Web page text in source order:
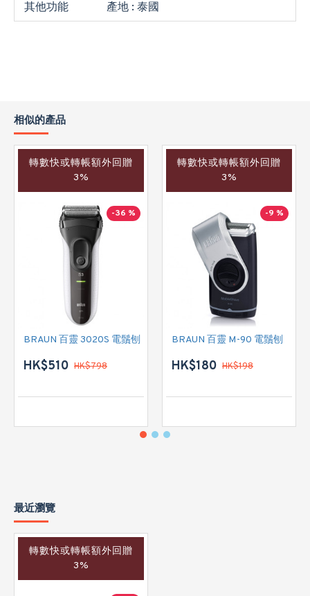
其他功能
產地 : 泰國
相似的產品
轉數快或轉帳額外回贈
3%
-36 %
BRAUN 百靈 3020S 電鬚刨
HK$510 HK$798
轉數快或轉帳額外回贈
3%
-9 %
BRAUN 百靈 M-90 電鬚刨
HK$180 HK$198
最近瀏覽
轉數快或轉帳額外回贈
3%